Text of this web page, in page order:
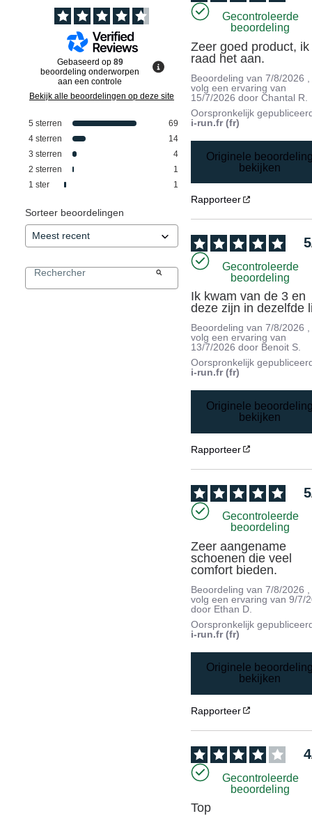
Gebaseerd op 89
beoordeling onderworpen
aan een controle
Bekijk alle beoordelingen op deze site
5 sterren
69
4 sterren
14
3 sterren
4
2 sterren
1
1 ster 1
Sorteer beoordelingen
Gecontroleerde
beoordeling
Zeer goed product, ik
raad het aan.
Beoordeling van7/8/2026
volg een ervaring van
15/7/2026 doorChantal R.
Oorspronkelijk
i-run.fr (fr)
Originele
bekijken
Rapporteer
5
Gecontroleerde
beoordeling
Ik kwam van de 3 en
deze zijn in dezelfde
Beoordeling van7/8/2026 ,
volg een ervaring van
13/7/2026 door Benoit S.
Oorspronkelijk
i-run.fr (fr)
Originele
bekijken
Rapporteer
5
Gecontroleerde
beoordeling
Zeer aangename
schoenen die veel
comfort bieden.
Beoordeling van7/8/2026
volg een ervaring van9/7/
door Ethan D.
Oorspronkelijk
i-run.fr (fr)
Originele
bekijken
Rapporteer
4
Gecontroleerde
beoordeling
Top